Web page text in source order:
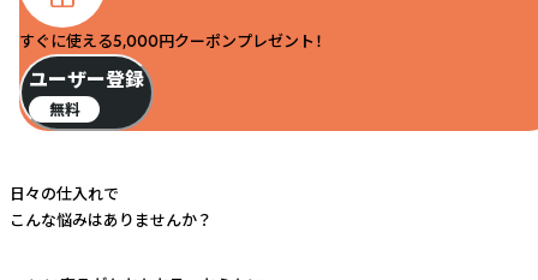
すぐに使える5,000円クーポンプレゼント！
ユーザー登録
無料
日々の仕入れで
こんな悩みはありませんか？